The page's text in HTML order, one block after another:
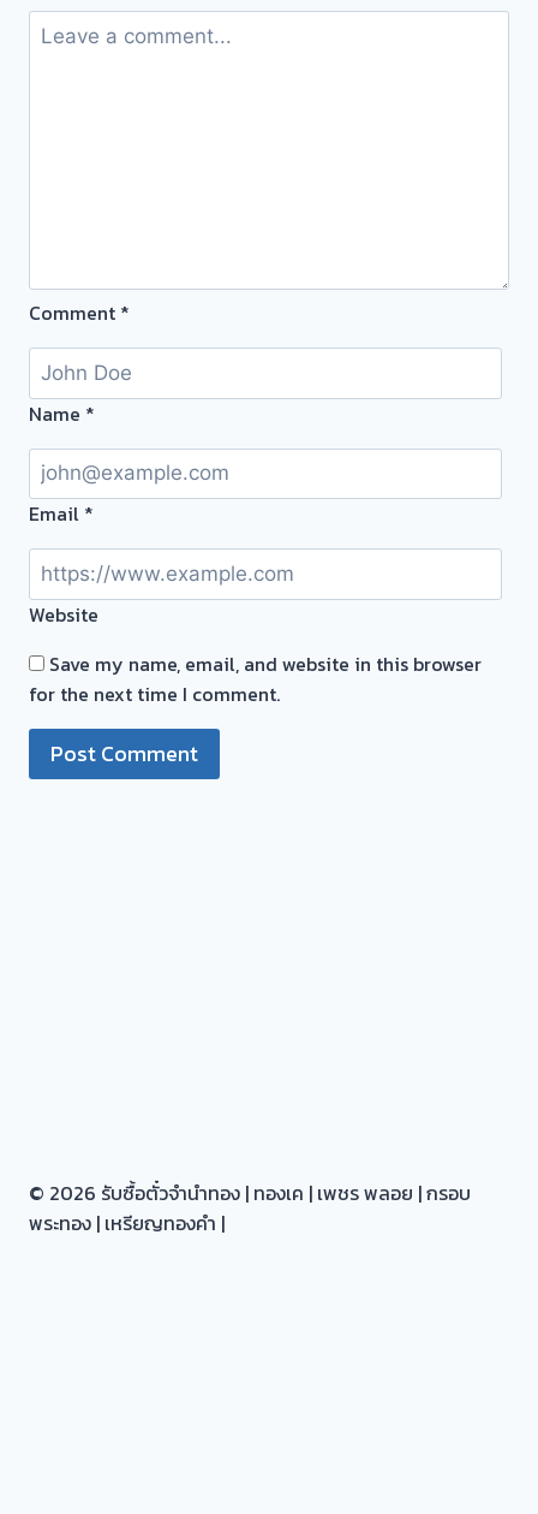
รับ
ซื้อ
บริการ
บางกรวย
ครับ
ทาง
ไกล
เป็น
หน้าที่
เวลา
นัด
ได้
ตั๋ว
จำนำ
Comment *
Name *
Email *
Website
Save my name, email, and website in this browser
for the next time I comment.
© 2026 รับซื้อตั๋วจำนำทอง | ทองเค | เพชร พลอย | กรอบ
พระทอง | เหรียญทองคำ |